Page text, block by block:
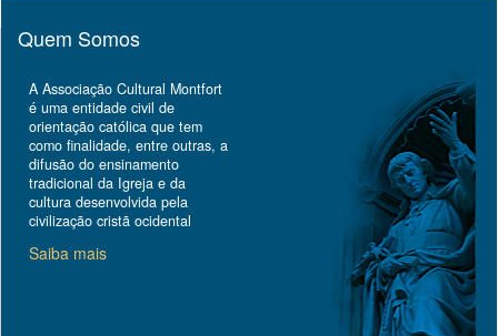
Quem Somos
A Associação Cultural Montfort
é uma entidade civil de
orientação católica que tem
como finalidade, entre outras, a
difusão do ensinamento
tradicional da Igreja e da
cultura desenvolvida pela
civilização cristã ocidental
Saiba mais